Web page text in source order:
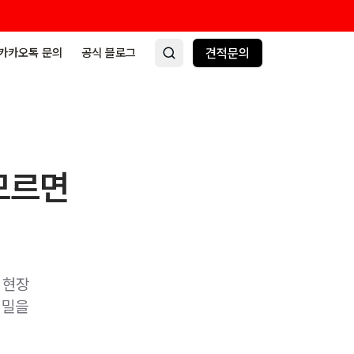
카오톡 문의 공식 블로그 견적문의
면
장
을